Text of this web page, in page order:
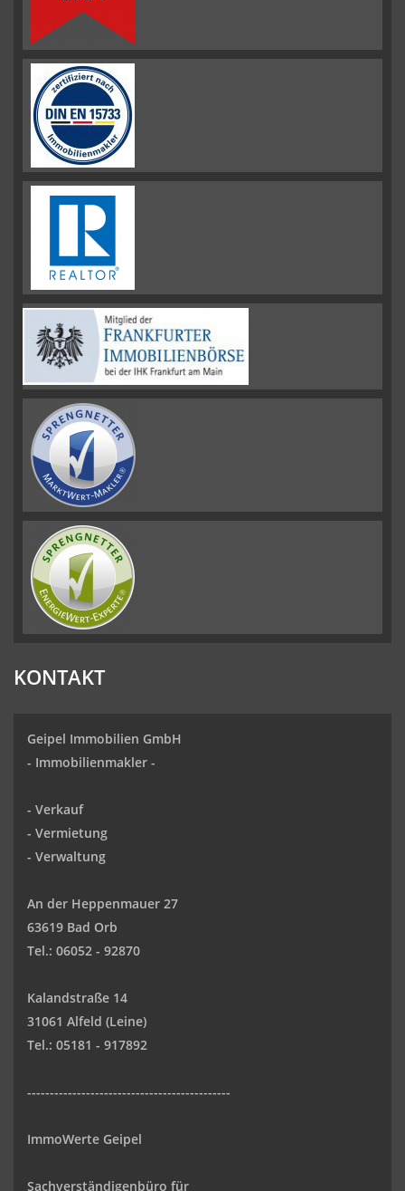
KONTAKT
Geipel Immobilien GmbH
- Immobilienmakler -
- Verkauf
- Vermietung
- Verwaltung
An der Heppenmauer 27
63619 Bad Orb
Tel.: 06052 - 92870
Kalandstraße 14
31061 Alfeld (Leine)
Tel.: 05181 - 917892
---------------------------------------------
ImmoWerte Geipel
Sachverständigenbüro für